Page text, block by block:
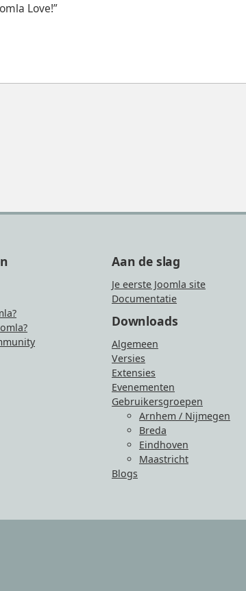
Love!”
Aan de slag
Je eerste Joomla site
Documentatie
Downloads
Algemeen
Versies
Extensies
Evenementen
Gebruikersgroepen
Arnhem / Nijmegen
Breda
Eindhoven
Maastricht
Blogs